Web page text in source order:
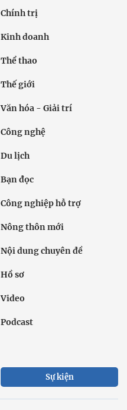
Chính trị
Kinh doanh
Thể thao
Thế giới
Văn hóa - Giải trí
Công nghệ
Du lịch
Bạn đọc
Công nghiệp hỗ trợ
Nông thôn mới
Nội dung chuyên đề
Hồ sơ
Video
Podcast
Sự kiện